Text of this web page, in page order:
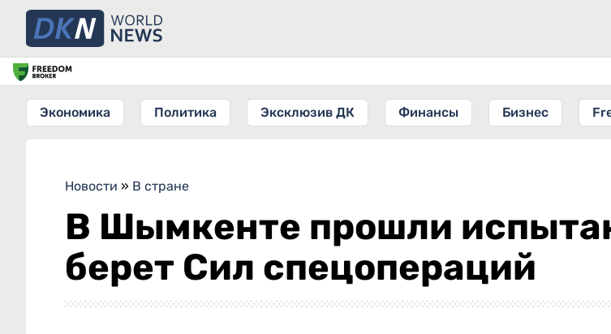
Экономика Политика Эксклюзив ДК Финансы Бизнес
Новости » В стране
В Шымкенте прошли
берет Сил спецопераций